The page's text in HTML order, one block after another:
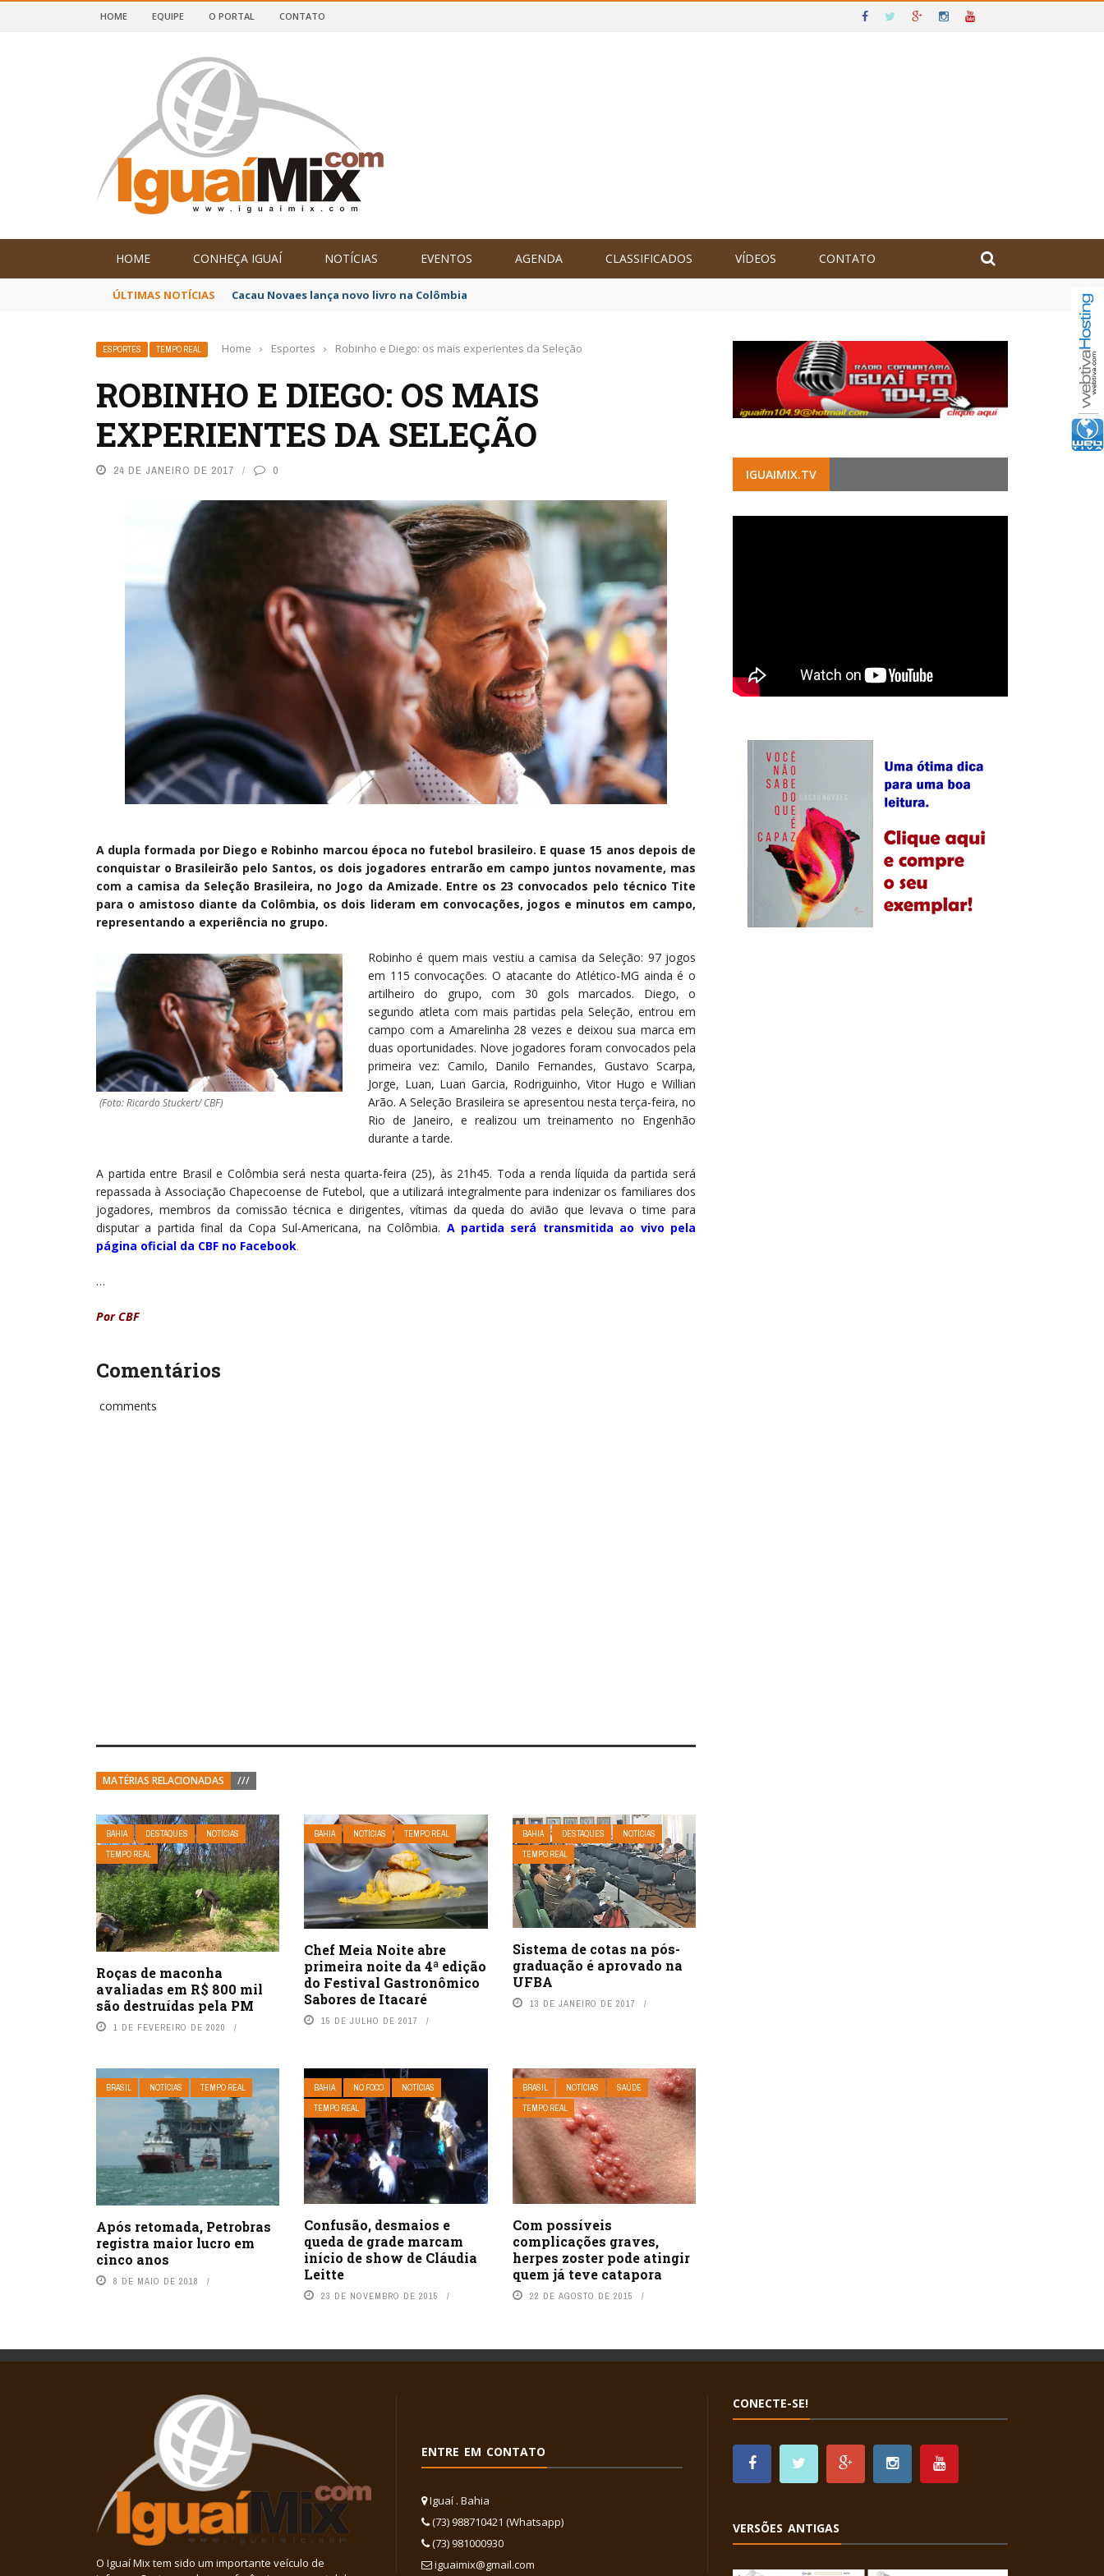
E SUDOESTE DA BAHIA
HOME EQUIPE O PORTAL CONTATO
HOME CONHEÇA IGUAÍ NOTÍCIAS EVENTOS AGENDA CLASSIFICADOS VÍDEOS CONTATO
ÚLTIMAS NOTÍCIAS Poetas baianos representam o Brasil no XXIV Parlamento Internacional de Escritores, na Colômbia
ESPORTES TEMPO REAL Home › Esportes › Robinho e Diego: os mais experientes da Seleção
ROBINHO E DIEGO: OS MAIS
EXPERIENTES DA SELEÇÃO
24 DE JANEIRO DE 2017 0
A dupla formada por Diego e Robinho marcou época no futebol brasileiro. E quase 15 anos depois de
conquistar o Brasileirão pelo Santos, os dois jogadores entrarão em campo juntos novamente, mas
com a camisa da Seleção Brasileira, no Jogo da Amizade. Entre os 23 convocados pelo técnico Tite
para o amistoso diante da Colômbia, os dois lideram em convocações, jogos e minutos em campo,
representando a experiência no grupo.
(Foto: Ricardo Stuckert/ CBF)
Robinho é quem mais vestiu a camisa da Seleção: 97 jogos
em 115 convocações. O atacante do Atlético-MG ainda é o
artilheiro do grupo, com 30 gols marcados. Diego, o
segundo atleta com mais partidas pela Seleção, entrou em
campo com a Amarelinha 28 vezes e deixou sua marca em
duas oportunidades. Nove jogadores foram convocados pela
primeira vez: Camilo, Danilo Fernandes, Gustavo Scarpa,
Jorge, Luan, Luan Garcia, Rodriguinho, Vitor Hugo e Willian
Arão. A Seleção Brasileira se apresentou nesta terça-feira, no
Rio de Janeiro, e realizou um treinamento no Engenhão
durante a tarde.
A partida entre Brasil e Colômbia será nesta quarta-feira (25), às 21h45. Toda a renda líquida da partida será
repassada à Associação Chapecoense de Futebol, que a utilizará integralmente para indenizar os familiares dos
jogadores, membros da comissão técnica e dirigentes, vítimas da queda do avião que levava o time para
disputar a partida final da Copa Sul-Americana, na Colômbia. A partida será transmitida ao vivo pela
página oficial da CBF no Facebook.
…
Por CBF
Comentários
comments
MATÉRIAS RELACIONADAS ///
BAHIA DESTAQUES
NOTÍCIAS
TEMPO REAL
Roças de maconha
avaliadas em R$ 800 mil
são destruídas pela PM
1 DE FEVEREIRO DE 2020
BAHIA NOTÍCIAS TEMPO REAL
Chef Meia Noite abre
primeira noite da 4ª edição
do Festival Gastronômico
Sabores de Itacaré
15 DE JULHO DE 2017
BAHIA DESTAQUES
NOTÍCIAS
TEMPO REAL
Sistema de cotas na pós-
graduação é aprovado na
UFBA
13 DE JANEIRO DE 2017
BRASIL NOTÍCIAS TEMPO REAL
Após retomada, Petrobras
registra maior lucro em
cinco anos
8 DE MAIO DE 2018
BAHIA NO FOCO
NOTÍCIAS
TEMPO REAL
Confusão, desmaios e
queda de grade marcam
início de show de Cláudia
Leitte
23 DE NOVEMBRO DE 2015
BRASIL NOTÍCIAS
SAÚDE
TEMPO REAL
Com possíveis
complicações graves,
herpes zoster pode atingir
quem já teve catapora
22 DE AGOSTO DE 2015
IGUAIMIX.TV
O Iguaí Mix tem sido um importante veículo de
ENTRE EM CONTATO
Iguaí . Bahia
(73) 988710421 (Whatsapp)
(73) 981000930
iguaimix@gmail.com
CONECTE-SE!
VERSÕES ANTIGAS